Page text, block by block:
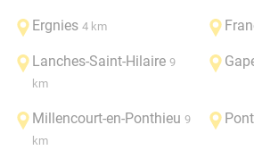
Ergnies 4 km
Lanches-Saint-Hilaire 9
km
Millencourt-en-Ponthieu 9
km